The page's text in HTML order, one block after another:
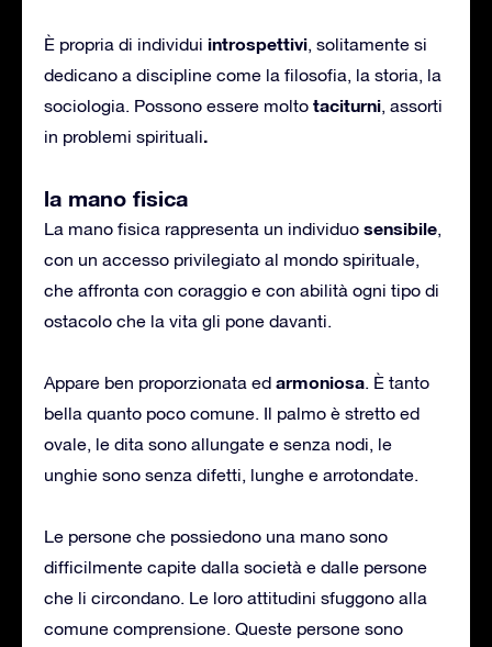
È propria di individui introspettivi, solitamente si
dedicano a discipline come la filosofia, la storia, la
sociologia. Possono essere molto taciturni, assorti
in problemi spirituali.
la mano fisica
La mano fisica rappresenta un individuo sensibile,
con un accesso privilegiato al mondo spirituale,
che affronta con coraggio e con abilità ogni tipo di
ostacolo che la vita gli pone davanti.
Appare ben proporzionata ed armoniosa. È tanto
bella quanto poco comune. Il palmo è stretto ed
ovale, le dita sono allungate e senza nodi, le
unghie sono senza difetti, lunghe e arrotondate.
Le persone che possiedono una mano sono
difficilmente capite dalla società e dalle persone
che li circondano. Le loro attitudini sfuggono alla
comune comprensione. Queste persone sono